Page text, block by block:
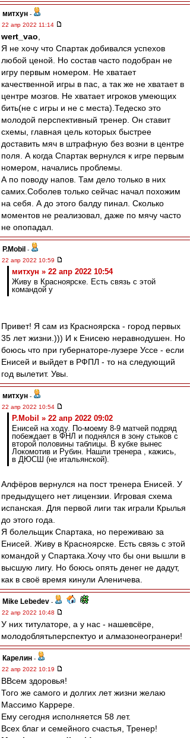
митхун -
22 апр 2022 11:14
wert_vao
Я не хочу что Спартак добивался успехов
любой ценой. Но состав часто подобран не
игру первым номером. Не хватает
качественной игры в пас, а так же не хватает в
центре мозгов. Не хватает игроков умеющих
бить(не с игры и не с места).Тедеско это
молодой перспективный тренер. Он ставит
схемы, главная цель которых быстрее
доставить мяч в штрафную без возни в центре
поля. А когда Спартак вернулся к игре первым
номером, начались проблемы.
А по поводу напов. Там дело только в них
самих.Соболев только сейчас начал похожим
на себя. А до этого балду пинал. Сколько
моментов не реализовал, даже по мячу часто
не опопадал.
P.Mobil -
22 апр 2022 10:59
митхун » 22 апр 2022 10:54
Живу в Красноярске. Есть связь с этой
командой у
Привет! Я сам из Красноярска - город первых
35 лет жизни.))) И к Енисею неравнодушен. Но
боюсь что при губернаторе-лузере Уссе - если
Енисей и выйдет в РФПЛ - то на следующий
год вылетит. Увы.
митхун -
22 апр 2022 10:54
P.Mobil » 22 апр 2022 09:02
Енисей на ходу. По-моему 8-9 матчей подряд
побеждает в ФНЛ и поднялся в зону стыков с
второй половины таблицы. В кубке вынес
Локомотив и Рубин. Нашли тренера , кажись,
в ДЮСШ (не итальянской).
Алфёров вернулся на пост тренера Енисей. У
предыдущего нет лицензии. Игровая схема
испанская. Для первой лиги так играли Крылья
до этого года.
Я болельщик Спартака, но переживаю за
Енисей. Живу в Красноярске. Есть связь с этой
командой у Спартака.Хочу что бы они вышли в
высшую лигу. Но боюсь опять денег не дадут,
как в своё время кинули Аленичева.
Mike Lebedev -
22 апр 2022 10:48
У них титулаторе, а у нас - нашевсёре,
молодоблятьперспектуо и алмазонеогранери!
Карелин -
22 апр 2022 10:19
ВВсем здоровья!
Того же самого и долгих лет жизни желаю
Массимо Каррере.
Ему сегодня исполняется 58 лет.
Всех благ и семейного счастья, Тренер!